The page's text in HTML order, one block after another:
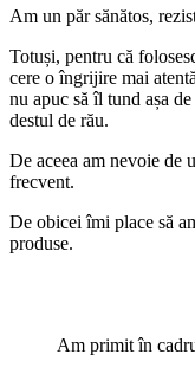
Am un păr sănătos,
Totuși, pentru că
cere o îngrijire mai
nu apuc să îl tund așa
destul de rău.
De aceea am nevoie de
frecvent.
De obicei îmi place să
produse.
Am primit în